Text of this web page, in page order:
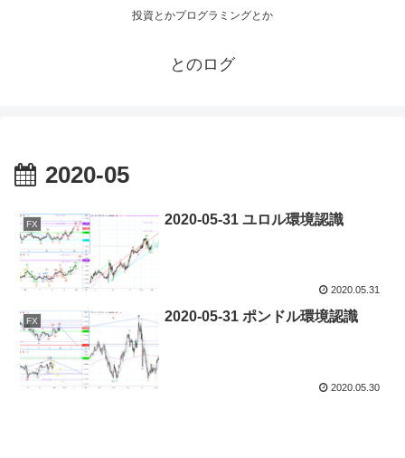
投資とかプログラミングとか
とのログ
2020-05
FX 2020-05-31 ユロル環境認識
2020.05.31
FX 2020-05-31 ポンドル環境認識
2020.05.30